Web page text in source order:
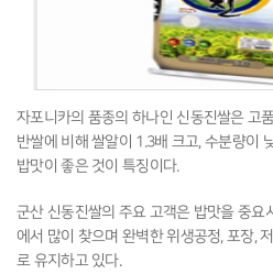
자포니카의 품종의 하나인 신동진쌀은 고
반쌀에 비해 쌀알이 1.3배 크고, 수분량이
밥맛이 좋은 것이 특징이다.
군산 신동진쌀의 주요 고객은 밥맛을 중요
에서 많이 찾으며 완벽한 위생공정, 포장,
로 유지하고 있다.